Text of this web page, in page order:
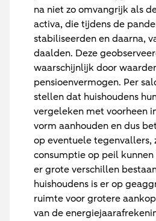
na niet zo omvangrijk als
activa, die tijdens de
stabiliseerden en daarna,
daalden. Deze
waarschijnlijk door
pensioenvermogen. Per
stellen dat huishoudens
vergeleken met voorheen
vorm aanhouden en dus
op eventuele tegenvallers,
consumptie op peil
er grote verschillen
huishoudens is er op
ruimte voor grotere
van de